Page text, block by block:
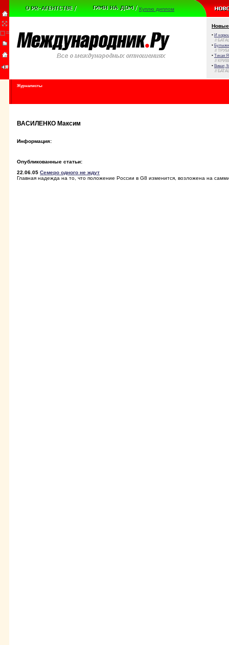
Куплю диплом
Новые
• И
//
•
//
• Тихая
//
• Виват,
//
Журналисты
ВАСИЛЕНКО Максим
Информация:
Опубликованные статьи:
22.06.05 Семеро одного не ждут
Главная надежда на то, что положение России в G8 изменится, возложена на